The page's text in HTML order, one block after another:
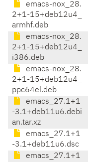
emacs-nox_28.
2+1-15+deb12u4_
armhf.deb
emacs-nox_28.
2+1-15+deb12u4_
i386.deb
emacs-nox_28.
2+1-15+deb12u4_
ppc64el.deb
emacs_27.1+1
-3.1+deb11u6.debi
an.tar.xz
emacs_27.1+1
-3.1+deb11u6.dsc
emacs_27.1+1